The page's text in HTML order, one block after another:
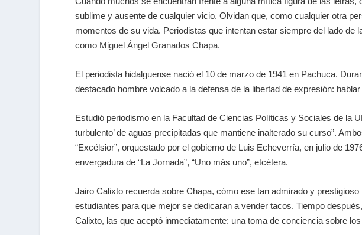
sublime y ausente de cualquier vicio. Olvidan que, como cualquier otra
momentos de su vida. Periodistas que intentan estar siempre del lado
como Miguel Ángel Granados Chapa.
El periodista hidalguense nació el 10 de marzo de 1941 en Pachuca.
destacado hombre volcado a la defensa de la libertad de expresión:
Estudió periodismo en la Facultad de Ciencias Políticas y Sociales de la
turbulento’ de aguas precipitadas que mantiene inalterado su curso”.
“Excélsior”, orquestado por el gobierno de Luis Echeverría, en julio de
envergadura de “La Jornada”, “Uno más uno”, etcétera.
Jairo Calixto recuerda sobre Chapa, cómo ese tan admirado y
estudiantes para que mejor se dedicaran a vender tacos. Tiempo
Calixto, las que aceptó inmediatamente: una toma de conciencia sobre